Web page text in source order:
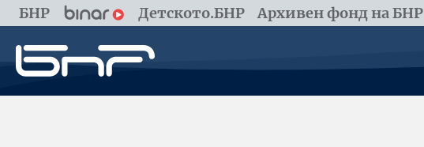
БНР Детското.БНР Архивен фонд на БНР